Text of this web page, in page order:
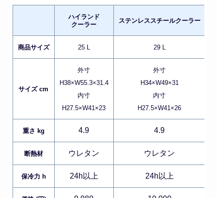
ハイランド
クーラー
ステンレススチールクーラー
商品サイズ 25 L 29 L
サイズ cm
外寸
H38×W55.3×31.4
内寸
H27.5×W41×23
外寸
H34×W49×31
内寸
H27.5×W41×26
重さ kg 4.9 4.9
断熱材 ウレタン ウレタン
保冷力 h 24h以上 24h以上